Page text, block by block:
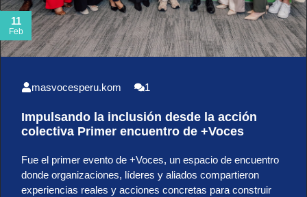
11
Feb
masvocesperu.kom 1
Impulsando la inclusión desde la acción
colectiva Primer encuentro de +Voces
Fue el primer evento de +Voces, un espacio de encuentro
donde organizaciones, líderes y aliados compartieron
experiencias reales y acciones concretas para construir